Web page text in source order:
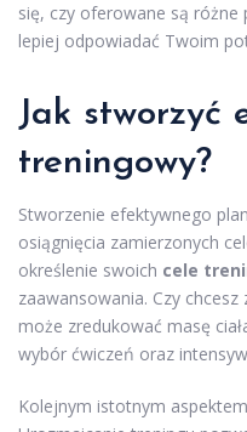
się, czy oferowane są różne
lepiej odpowiadać Twoim
Jak stworzyć
treningowy?
Stworzenie efektywnego
osiągnięcia zamierzonych
określenie swoich cele
zaawansowania. Czy chcesz
może zredukować masę
wybór ćwiczeń oraz
Kolejnym istotnym